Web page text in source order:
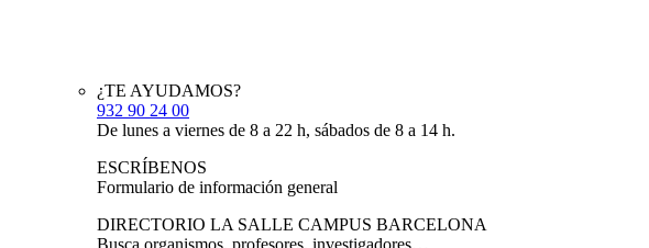
¿TE AYUDAMOS?
932 90 24 00
De lunes a viernes de 8 a 22 h, sábados de 8 a 14 h.
ESCRÍBENOS
Formulario de información general
DIRECTORIO LA SALLE CAMPUS BARCELONA
Busca organismos, profesores, investigadores…